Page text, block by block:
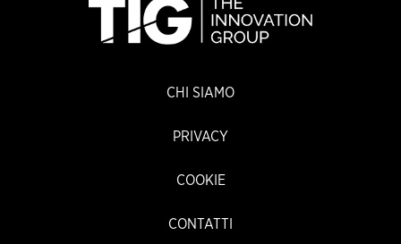
CHI SIAMO
PRIVACY
COOKIE
CONTATTI